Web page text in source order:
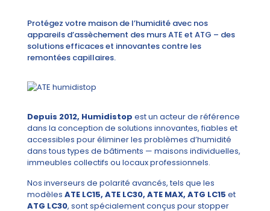
Protégez votre maison de l’humidité avec nos
appareils d’assèchement des murs ATE et ATG – des
solutions efficaces et innovantes contre les
remontées capillaires.
Depuis 2012, Humidistop est un acteur de référence
dans la conception de solutions innovantes, fiables et
accessibles pour éliminer les problèmes d’humidité
dans tous types de bâtiments — maisons individuelles,
immeubles collectifs ou locaux professionnels.
Nos inverseurs de polarité avancés, tels que les
modèles ATE LC15, ATE LC30, ATE MAX, ATG LC15 et
ATG LC30, sont spécialement conçus pour stopper